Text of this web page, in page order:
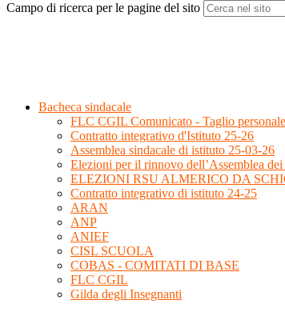
Campo di ricerca per le pagine del sito
Bacheca sindacale
FLC CGIL Comunicato - Taglio
Contratto integrativo d'Istituto 25-26
Assemblea sindacale di istituto 25-03-26
Elezioni per il rinnovo dell’Assemblea
ELEZIONI RSU ALMERICO DA
Contratto integrativo di istituto 24-25
ARAN
ANP
ANIEF
CISL SCUOLA
COBAS - COMITATI DI BASE
FLC CGIL
Gilda degli Insegnanti